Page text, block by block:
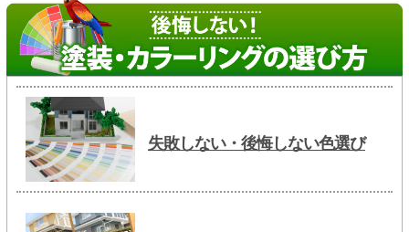
失敗しない・後悔しない色選び